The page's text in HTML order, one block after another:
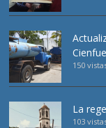
150
La
103